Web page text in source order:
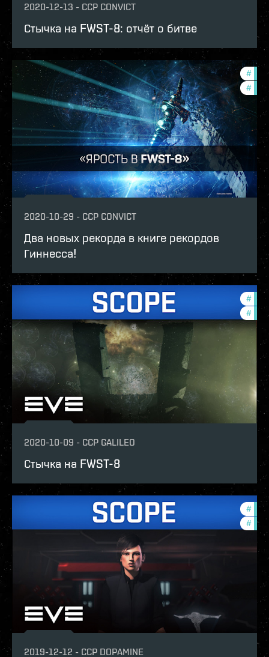
2020-12-13 - CCP CONVICT
Стычка на FWST-8: отчёт о битве
#
#
2020-10-29 - CCP CONVICT
Два новых рекорда в книге рекордов
Гиннесса!
#
#
2020-10-09 - CCP GALILEO
Стычка на FWST-8
#
#
2019-12-12 - CCP DOPAMINE